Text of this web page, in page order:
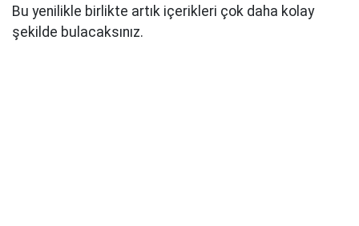
Bu yenilikle birlikte artık içerikleri çok daha kolay
şekilde bulacaksınız.